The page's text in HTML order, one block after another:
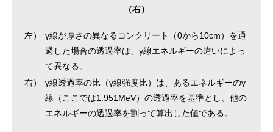
（右）
左）
γ線が厚さの異なるコンクリート（0から10cm）を通
過した場合の透過率は、γ線エネルギーの違いによっ
て異なる。
右）
γ線透過率の比（γ線強度比）は、あるエネルギーのγ
線（ここでは1.951MeV）の透過率を基準とし、他の
エネルギーの透過率を割って算出した値である。